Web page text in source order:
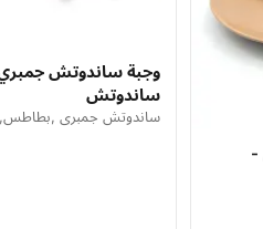
-
وجبة ساندوتش
ساندوتش
ساندوتش جمبري